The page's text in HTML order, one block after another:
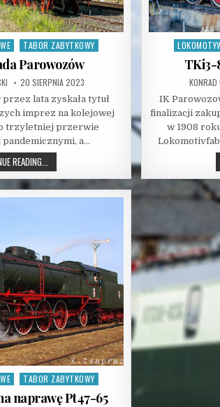
TABOR ZABYTKOWY
Parowozów
PUBLISHED
20 SIERPNIA 2023
lata zyskała tytuł
imprez na kolejowej
trzyletniej przerwie
a…
READING...
PARADA
PAROWOZÓW
Posted
TKi3-
AUTHOR:
KONRAD
IK
finalizacji
w 1908
TABOR ZABYTKOWY
naprawę Pt47-65